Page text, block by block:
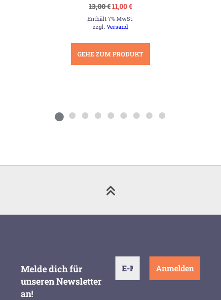
13,00€Ursprünglicher
Preis
war:
13,00 €
11,00€Aktueller
ist:
Enthält 7% MwSt.
zzgl.Versand
GEHE ZUM PRODUKT
Melde dich für
unseren Newsletter
an!